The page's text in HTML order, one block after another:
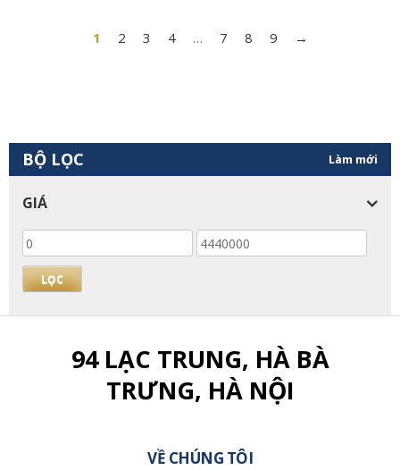
1 2 3 4 … 7 8 9 →
BỘ LỌC Làm mới
GIÁ
Giá
thấp
nhất
Giá
cao
LỌC
94 LẠC TRUNG, HÀ BÀ
TRƯNG, HÀ NỘI
VỀ CHÚNG TÔI